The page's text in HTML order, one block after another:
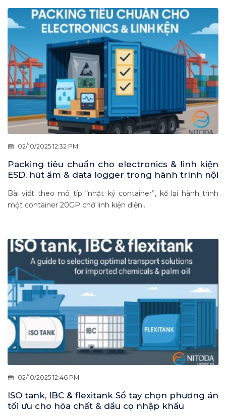
02/10/2025 12:32 PM
Packing tiêu chuẩn cho electronics & linh kiện
ESD, hút ẩm & data logger trong hành trình nội
Bài viết theo mô típ “nhật ký container”, kể lại hành trình
một container 20GP chở linh kiện điện...
02/10/2025 12:46 PM
ISO tank, IBC & flexitank Sổ tay chọn phương án
tối ưu cho hóa chất & dầu cọ nhập khẩu